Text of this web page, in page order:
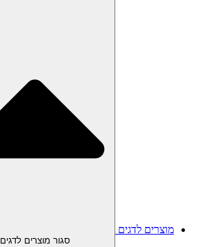
מוצרים לדגים
סגור מוצרים לדגים